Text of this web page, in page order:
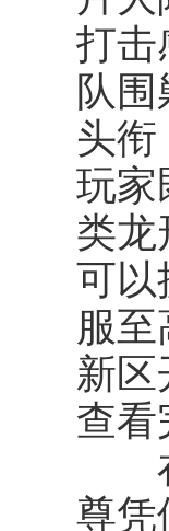
打
队
头
玩
类
可
服
新
查看
在
尊